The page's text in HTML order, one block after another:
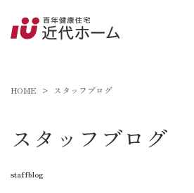
HOME スタッフブログ
スタッフブログ
staffblog